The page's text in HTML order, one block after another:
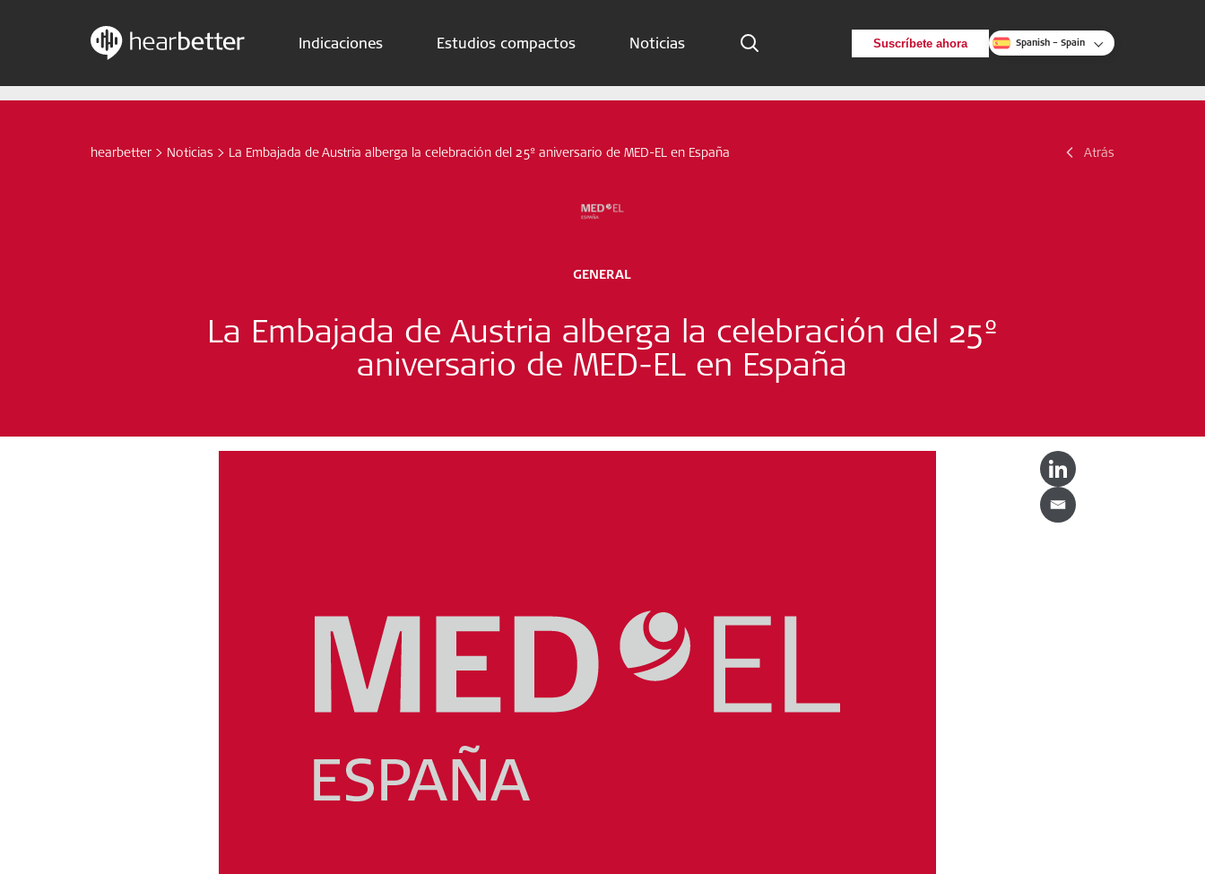
Skip
Indicaciones Estudios compactos Noticias Suscríbete ahora Spanish – Spain
Indicaciones
Spanish – Spain
Síganos
Buscar
hearbetter > Noticias > La Embajada de Austria alberga la celebración del 25º aniversario de MED-EL en España Atrás
GENERAL
La Embajada de Austria alberga la celebración del 25º
aniversario de MED-EL en España